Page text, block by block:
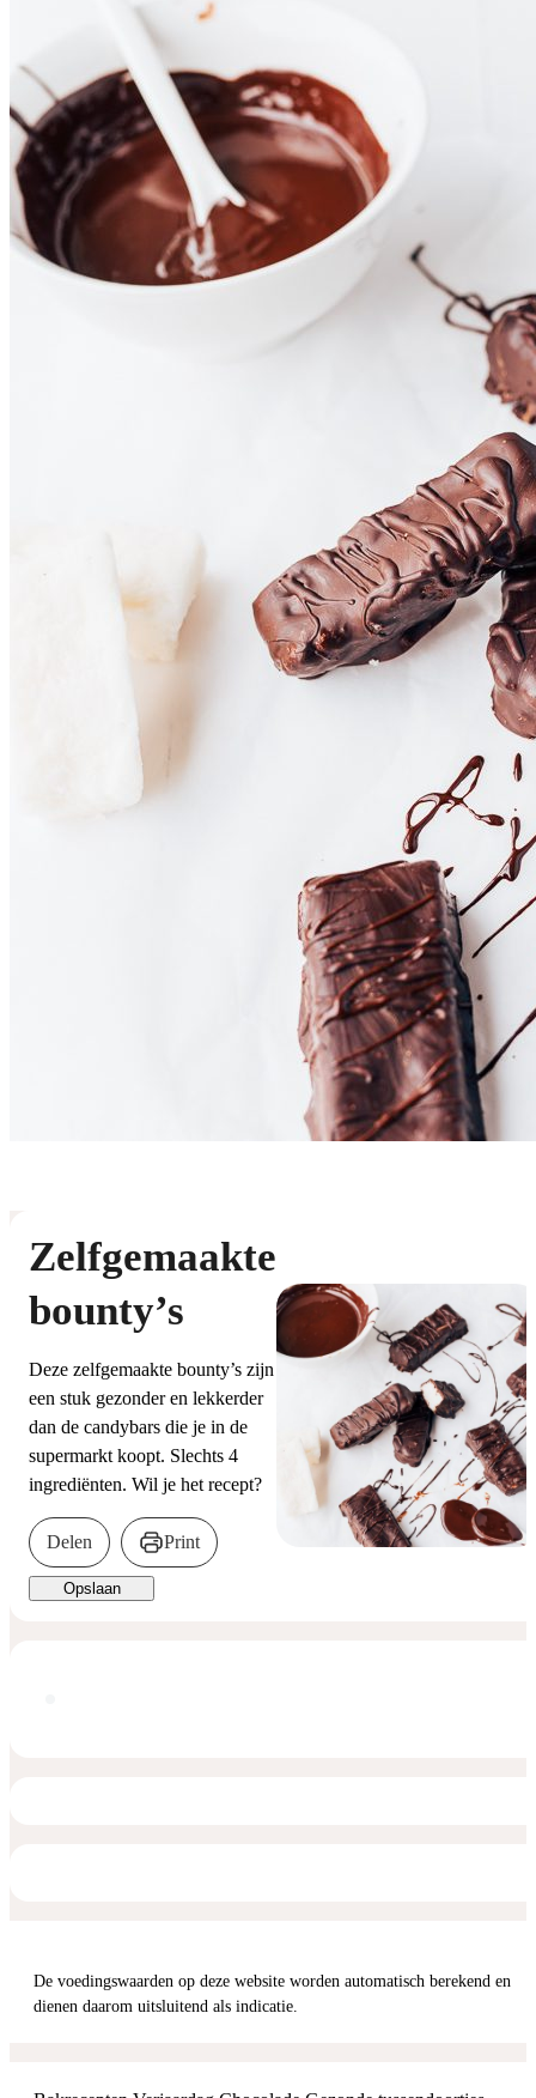
Zelfgemaakte
bounty’s
Deze zelfgemaakte bounty’s zijn
een stuk gezonder en lekkerder
dan de candybars die je in de
supermarkt koopt. Slechts 4
ingrediënten. Wil je het recept?
Delen Print
Opslaan
De voedingswaarden op deze website worden automatisch berekend en
dienen daarom uitsluitend als indicatie.